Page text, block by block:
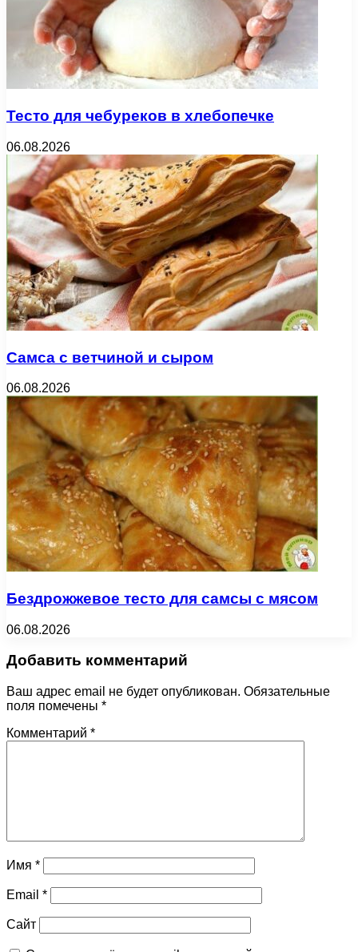
Тесто для чебуреков в хлебопечке
06.08.2026
Самса с ветчиной и сыром
06.08.2026
Бездрожжевое тесто для самсы с мясом
06.08.2026
Добавить комментарий
Ваш адрес email не будет опубликован. Обязательные
поля помечены *
Комментарий *
Имя *
Email *
Сайт